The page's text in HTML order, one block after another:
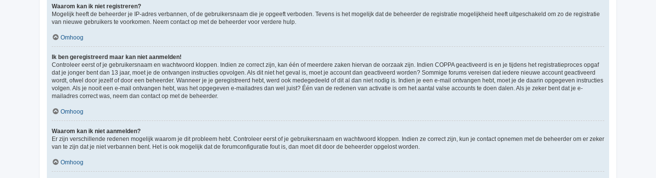
Waarom kan ik niet registreren?
Mogelijk heeft de beheerder je IP-adres verbannen, of de gebruikersnaam die je opgeeft verboden. Tevens is het mogelijk dat de beheerder de registratie mogelijkheid heeft uitgeschakeld om zo de registratie
van nieuwe gebruikers te voorkomen. Neem contact op met de beheerder voor verdere hulp.
Omhoog
Ik ben geregistreerd maar kan niet aanmelden!
Controleer eerst of je gebruikersnaam en wachtwoord kloppen. Indien ze correct zijn, kan één of meerdere zaken hiervan de oorzaak zijn. Indien COPPA geactiveerd is en je tijdens het registratieproces opgaf
dat je jonger bent dan 13 jaar, moet je de ontvangen instructies opvolgen. Als dit niet het geval is, moet je account dan geactiveerd worden? Sommige forums vereisen dat iedere nieuwe account geactiveerd
wordt, ofwel door jezelf of door een beheerder. Wanneer je je geregistreerd hebt, werd ook medegedeeld of dit al dan niet nodig is. Indien je een e-mail ontvangen hebt, moet je de daarin opgegeven instructies
volgen. Als je nooit een e-mail ontvangen hebt, was het opgegeven e-mailadres dan wel juist? Één van de redenen van activatie is om het aantal valse accounts te doen dalen. Als je zeker bent dat je e-
mailadres correct was, neem dan contact op met de beheerder.
Omhoog
Waarom kan ik niet aanmelden?
Er zijn verschillende redenen mogelijk waarom je dit probleem hebt. Controleer eerst of je gebruikersnaam en wachtwoord kloppen. Indien ze correct zijn, kun je contact opnemen met de beheerder om er zeker
van te zijn dat je niet verbannen bent. Het is ook mogelijk dat de forumconfiguratie fout is, dan moet dit door de beheerder opgelost worden.
Omhoog